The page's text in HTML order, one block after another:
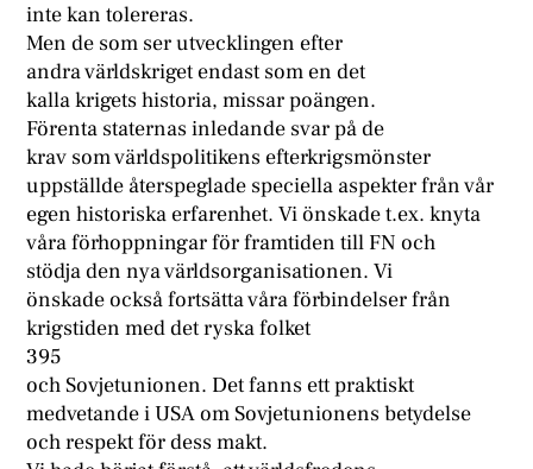
inte kan tolereras.
Men de som ser utvecklingen efter
andra världskriget endast som en det
kalla krigets historia, missar poängen.
Förenta staternas inledande svar på de
krav som världspolitikens efterkrigsmönster
uppställde återspeglade speciella aspekter från vår
egen historiska erfarenhet. Vi önskade t.ex. knyta
våra förhoppningar för framtiden till FN och
stödja den nya världsorganisationen. Vi
önskade också fortsätta våra förbindelser från
krigstiden med det ryska folket
395
och Sovjetunionen. Det fanns ett praktiskt
medvetande i USA om Sovjetunionens betydelse
och respekt för dess makt.